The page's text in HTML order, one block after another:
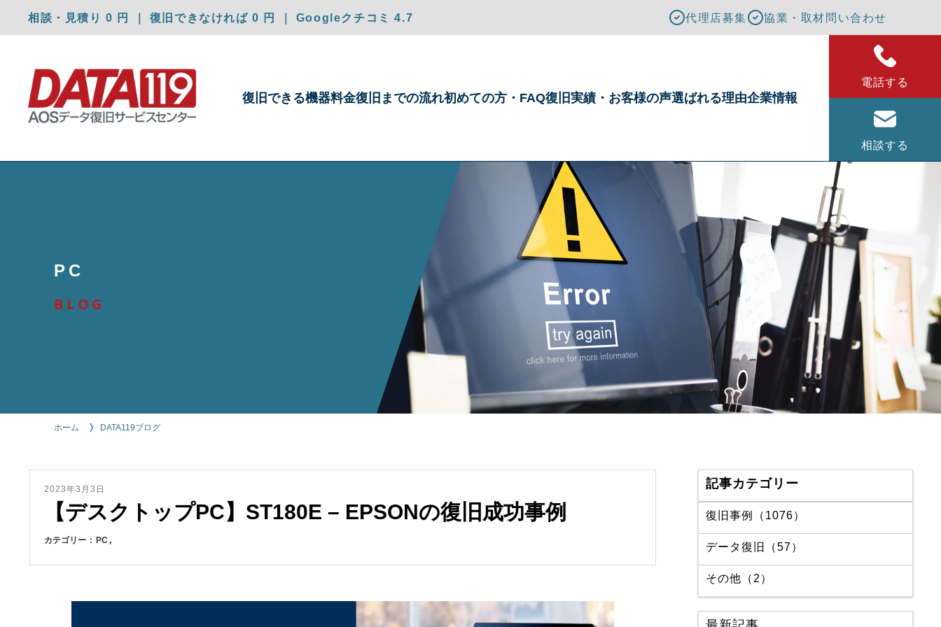
相談・見積り 0 円 ｜ 復旧できなければ 0 円 ｜ Googleクチコミ 4.7 代理店募集 協業・取材問い合わせ
復旧できる機器料金復旧までの流れ初めての方・ FAQ復旧実績・ お客様の声選ばれる理由企業情報
電話する
相談する
PC
BLOG
ホーム DATA119ブログ
2023年3月3日
【デスクトップPC】ST180E – EPSONの復旧成功事例
カテゴリー PC
記事カテゴリー
復旧事例（1076）
データ復旧（57）
その他（2）